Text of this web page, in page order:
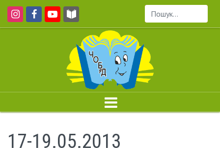
Пошук...
17-19.05.2013